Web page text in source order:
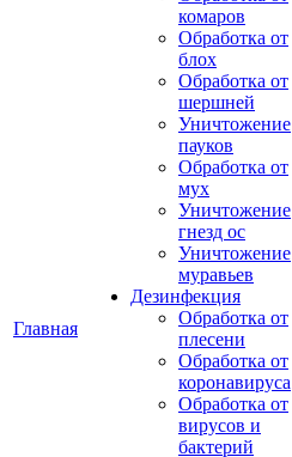
Главная
комаров
Обработка от
блох
Обработка от
шершней
Уничтожение
пауков
Обработка от
мух
Уничтожение
гнезд ос
Уничтожение
муравьев
Дезинфекция
Обработка от
плесени
Обработка от
коронавируса
Обработка от
вирусов и
бактерий